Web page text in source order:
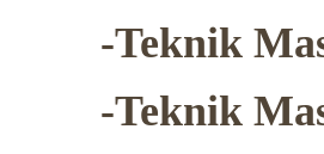
-Teknik
-Teknik